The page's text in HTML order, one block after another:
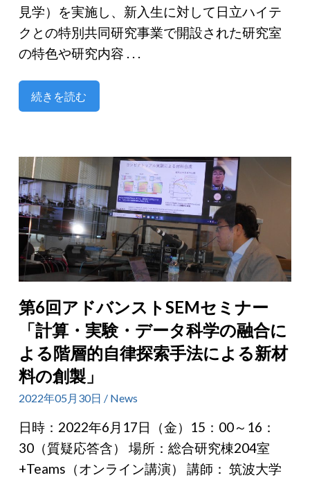
見学）を実施し、新入生に対して日立ハイテ
クとの特別共同研究事業で開設された研究室
の特色や研究内容 . . .
続きを読む
第6回アドバンストSEMセミナー
「計算・実験・データ科学の融合に
よる階層的自律探索手法による新材
料の創製」
2022年05月30日 / News
日時：2022年6月17日（金）15：00～16：
30（質疑応答含） 場所：総合研究棟204室
+Teams（オンライン講演） 講師： 筑波大学